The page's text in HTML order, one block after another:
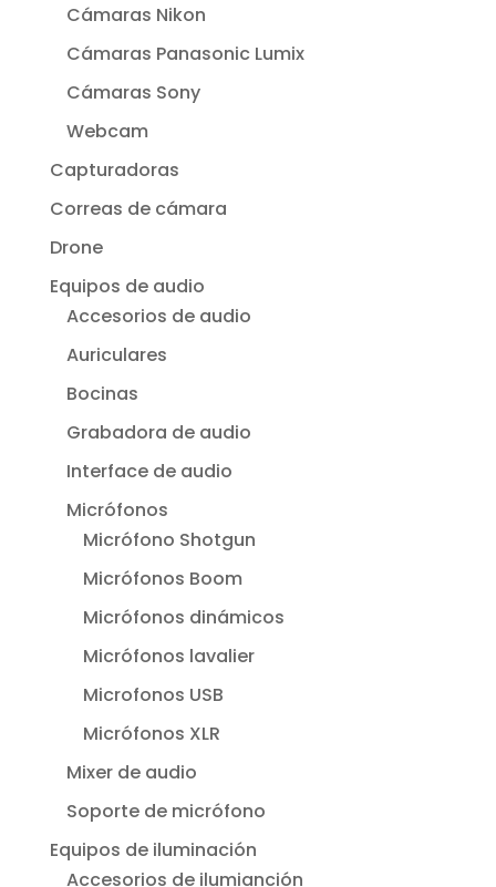
Cámaras Nikon
Cámaras Panasonic Lumix
Cámaras Sony
Webcam
Capturadoras
Correas de cámara
Drone
Equipos de audio
Accesorios de audio
Auriculares
Bocinas
Grabadora de audio
Interface de audio
Micrófonos
Micrófono Shotgun
Micrófonos Boom
Micrófonos dinámicos
Micrófonos lavalier
Microfonos USB
Micrófonos XLR
Mixer de audio
Soporte de micrófono
Equipos de iluminación
Accesorios de ilumianción